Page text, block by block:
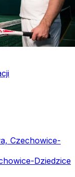
Czechowice-
Dziedzice